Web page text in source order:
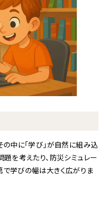
の中に「学び」が自然に組み込
題を考えたり、防災シミュレー
学びの幅は大きく広がりま